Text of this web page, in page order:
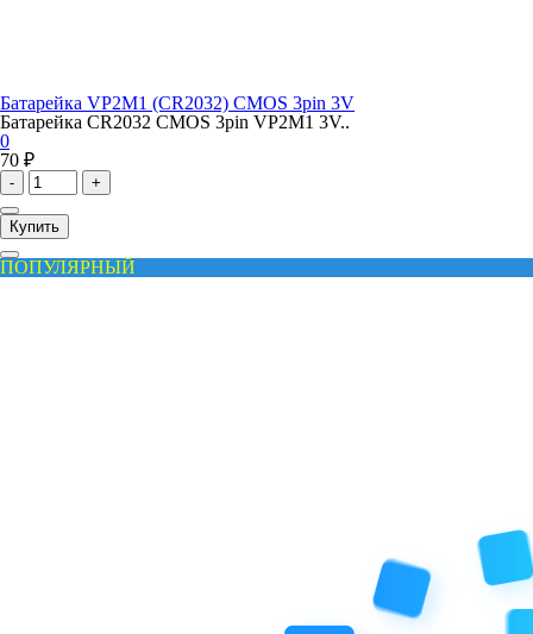
Батарейка VP2M1 (CR2032) CMOS 3pin 3V
Батарейка CR2032 CMOS 3pin VP2M1 3V..
0
70 ₽
- +
Купить
ПОПУЛЯРНЫЙ